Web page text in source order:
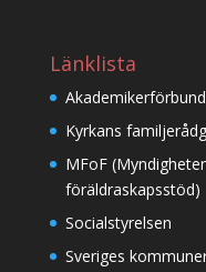
Länklista
Kyrkans
MFoF
föräldraskapsstöd)
Socialstyrelsen
Sveriges